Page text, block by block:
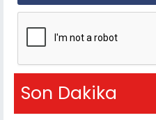
Son Dakika